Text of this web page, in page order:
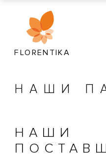
FLORENTIKA
НАШИ
НАШИ